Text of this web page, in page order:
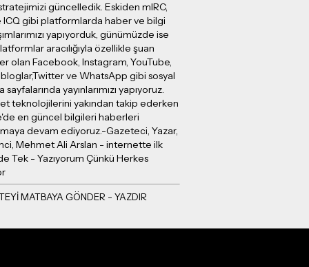
güncelledik. Eskiden mIRC,
ICQ gibi platformlarda haber ve bilgi
yapıyorduk, günümüzde ise
aracılığıyla özellikle şuan
olan Facebook, Instagram, YouTube,
ve WhatsApp gibi sosyal
yayınlarımızı yapıyoruz.
teknolojilerini yakından takip ederken
en güncel bilgileri haberleri
devam ediyoruz.-Gazeteci, Yazar,
Mehmet Ali Arslan - internette ilk
Tek - Yazıyorum Çünkü Herkes